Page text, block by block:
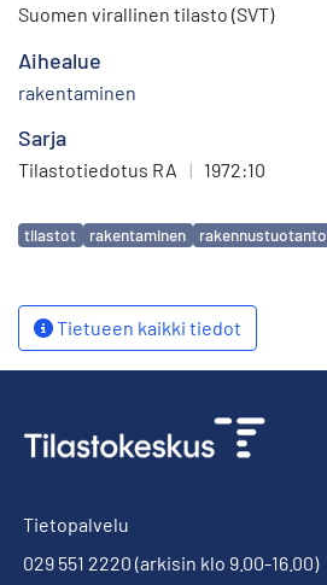
Suomen virallinen tilasto (SVT)
Aihealue
rakentaminen
Sarja
Tilastotiedotus RA | 1972:10
Avainsanat
tilastot rakentaminen rakennustuotanto
Tietueen kaikki tiedot
Tietopalvelu
029 551 2220 (arkisin klo 9.00-16.00)